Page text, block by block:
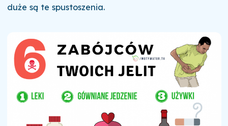
duże są te spustoszenia.